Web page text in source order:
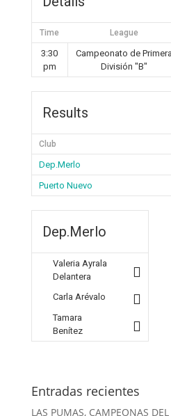
Time League
3:30
pm
Campeonato de Primera
División "B"
Results
Club
Dep.Merlo
Puerto Nuevo
Dep.Merlo
Valeria Ayrala
Delantera
Carla Arévalo
Tamara
Benítez
Entradas recientes
LAS PUMAS, CAMPEONAS